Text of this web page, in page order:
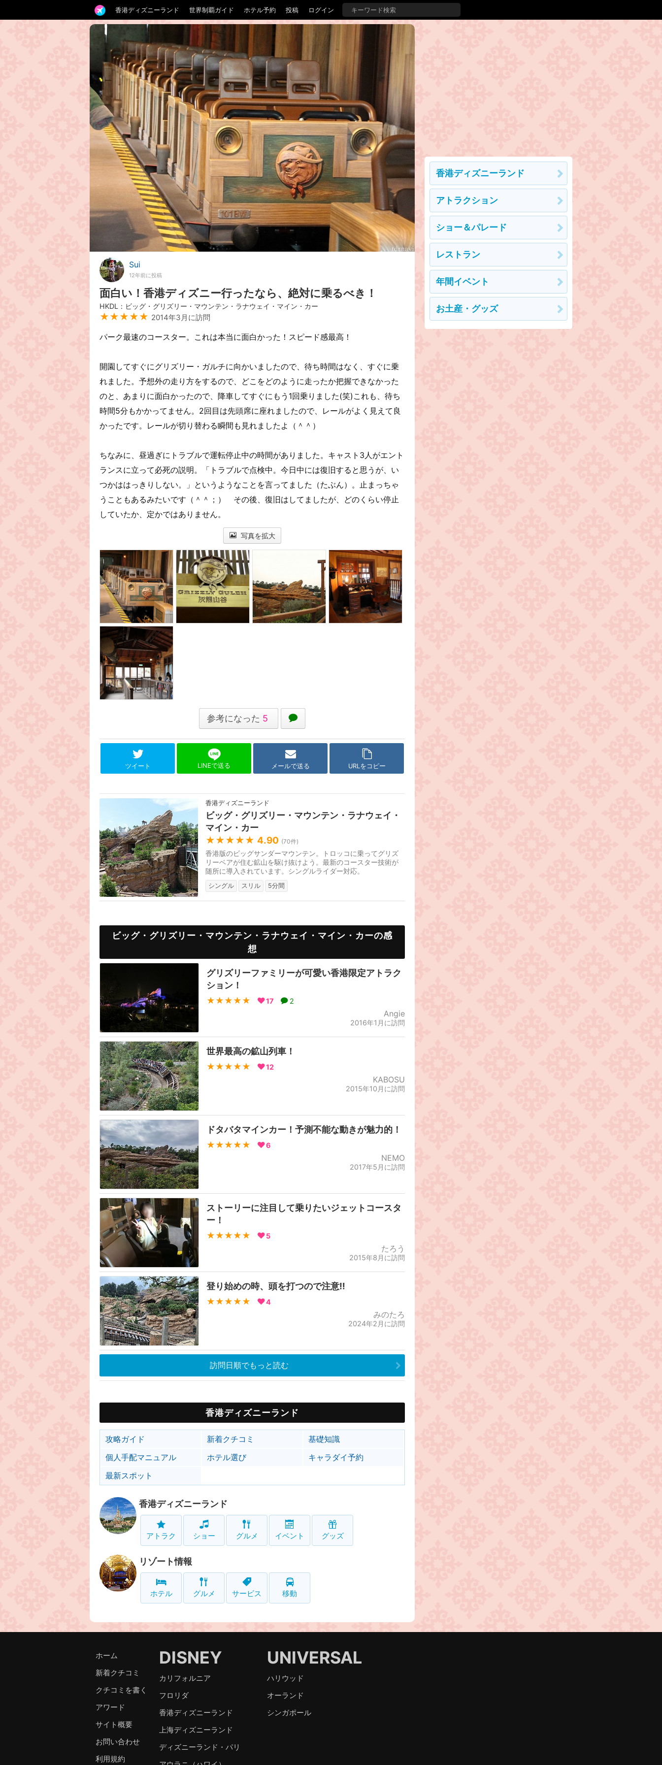
香港ディズニーランド 世界制覇ガイド ホテル予約 投稿 ログイン
Sui
12年前に投稿
面白い！香港ディズニー行ったなら、絶対に乗るべき！
HKDL：ビッグ・グリズリー・マウンテン・ラナウェイ・マイン・カー
★★★★★ 2014年3月に訪問
パーク最速のコースター。これは本当に面白かった！スピード感最高！
開園してすぐにグリズリー・ガルチに向かいましたので、待ち時間はなく、すぐに乗
れました。予想外の走り方をするので、どこをどのように走ったか把握できなかった
のと、あまりに面白かったので、降車してすぐにもう1回乗りました(笑)これも、待ち
時間5分もかかってません。2回目は先頭席に座れましたので、レールがよく見えて良
かったです。レールが切り替わる瞬間も見れましたよ（＾＾）
ちなみに、昼過ぎにトラブルで運転停止中の時間がありました。キャスト3人がエント
ランスに立って必死の説明。「トラブルで点検中。今日中には復旧すると思うが、い
つかははっきりしない。」というようなことを言ってました（たぶん）。止まっちゃ
うこともあるみたいです（＾＾；） その後、復旧はしてましたが、どのくらい停止
していたか、定かではありません。
写真を拡大
参考になった 5
ツイート LINEで送る メールで送る URLをコピー
香港ディズニーランド
ビッグ・グリズリー・マウンテン・ラナウェイ・
マイン・カー
★★★★★ 4.90 (70件)
香港版のビッグサンダーマウンテン。トロッコに乗ってグリズ
リーベアが住む鉱山を駆け抜けよう。最新のコースター技術が
随所に導入されています。シングルライダー対応。
シングル スリル 5分間
ビッグ・グリズリー・マウンテン・ラナウェイ・マイン・カーの感
想
グリズリーファミリーが可愛い香港限定アトラク
ション！
★★★★★ 17 2
Angie
2016年1月に訪問
世界最高の鉱山列車！
★★★★★ 12
KABOSU
2015年10月に訪問
ドタバタマインカー！予測不能な動きが魅力的！
★★★★★ 6
NEMO
2017年5月に訪問
ストーリーに注目して乗りたいジェットコースタ
ー！
★★★★★ 5
たろう
2015年8月に訪問
登り始めの時、頭を打つので注意‼︎
★★★★★ 4
みのたろ
2024年2月に訪問
訪問日順でもっと読む
香港ディズニーランド
攻略ガイド 新着クチコミ
基礎知識
個人手配マニュアル
ホテル選び
キャラダイ予約
最新スポット
香港ディズニーランド
アトラク ショー グルメ イベント グッズ
リゾート情報
ホテル グルメ サービス 移動
香港ディズニーランド
アトラクション
ショー＆パレード
レストラン
年間イベント
お土産・グッズ
ホーム
新着クチコミ
クチコミを書く
アワード
サイト概要
お問い合わせ
利用規約
DISNEY
カリフォルニア
フロリダ
香港ディズニーランド
上海ディズニーランド
ディズニーランド・パリ
UNIVERSAL
ハリウッド
オーランド
シンガポール